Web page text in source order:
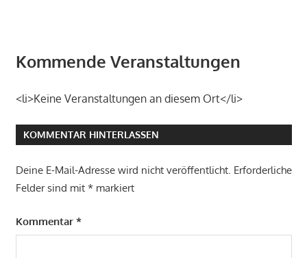
Kommende Veranstaltungen
<li>Keine Veranstaltungen an diesem Ort</li>
KOMMENTAR HINTERLASSEN
Deine E-Mail-Adresse wird nicht veröffentlicht. Erforderliche
Felder sind mit *markiert
Kommentar *